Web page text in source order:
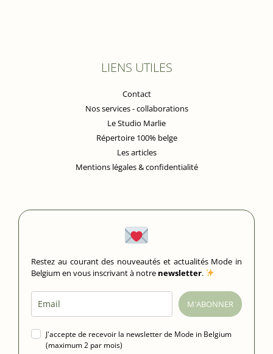
LIENS UTILES
Contact
Nos services - collaborations
Le Studio Marlie
Répertoire 100% belge
Les articles
Mentions légales & confidentialité
Restez au courant des nouveautés et actualités Mode in
Belgium en vous inscrivant à notre newsletter.
M'ABONNER
J'accepte de recevoir la newsletter de Mode in Belgium
(maximum 2 par mois)